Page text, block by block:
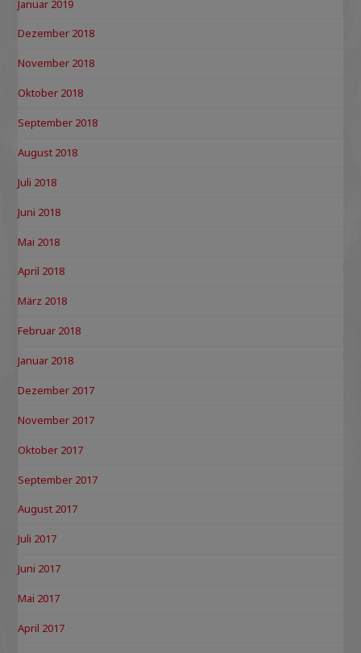
Januar 2019
Dezember 2018
November 2018
Oktober 2018
September 2018
August 2018
Juli 2018
Juni 2018
Mai 2018
April 2018
März 2018
Februar 2018
Januar 2018
Dezember 2017
November 2017
Oktober 2017
September 2017
August 2017
Juli 2017
Juni 2017
Mai 2017
April 2017